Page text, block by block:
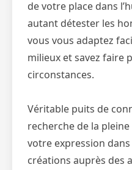
de votre place dans
autant détester les
vous vous adaptez
milieux et savez faire
circonstances.
Véritable puits de
recherche de la
votre expression
créations auprès des